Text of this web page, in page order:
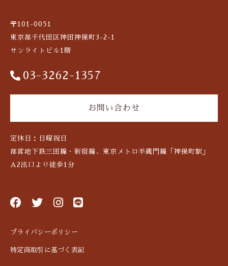
〒101-0051
東京都千代田区神田神保町3-2-1
サンライトビル1階
03-3262-1357
お問い合わせ
定休日：日曜祝日
都営地下鉄三田線・新宿線、東京メトロ半蔵門線「神保町駅」
A2出口より徒歩1分
プライバシーポリシー
特定商取引に基づく表記